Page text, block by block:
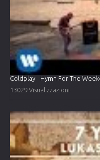
Coldplay - Hymn For The
13029 Visualizzazioni